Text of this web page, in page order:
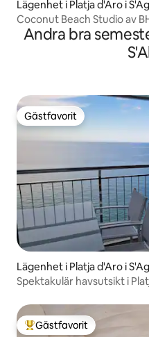
Lägenhet i Platja d'Aro i
Coconut Beach Studio av
Andra bra
Gästfavorit
Gästfavorit
Lägenhet i Platja d'Aro i
Spektakulär havsutsikt i
Populär gästfavorit
Gästfavorit